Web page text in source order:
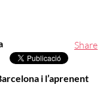
Share
i l’aprenent